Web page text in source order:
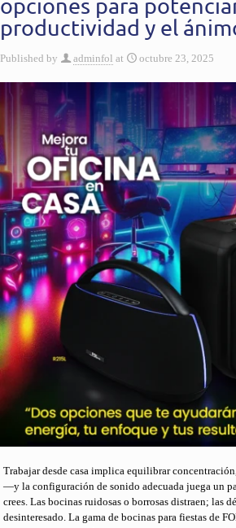
opciones para
productividad y el
Published by adminfol at octubre 23, 2025
Trabajar desde casa implica equilibrar
—y la configuración de sonido adecuada juega un
crees. Las bocinas ruidosas o borrosas distraen; las
desinteresado. La gama de bocinas para fiestas de